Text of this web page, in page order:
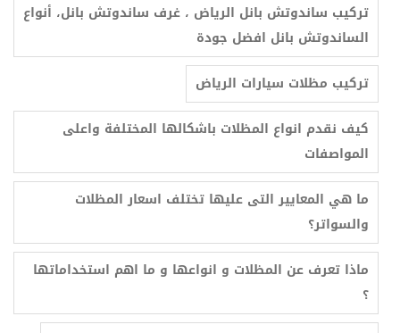
تركيب ساندوتش بانل الرياض ، غرف ساندوتش بانل، أنواع
الساندوتش بانل افضل جودة
ترکیب مظلات سيارات الرياض
كيف نقدم انواع المظلات باشكالها المختلفة واعلى
المواصفات
ما هي المعايير التى عليها تختلف اسعار المظلات
والسواتر؟
ماذا تعرف عن المظلات و انواعها و ما اهم استخداماتها
؟